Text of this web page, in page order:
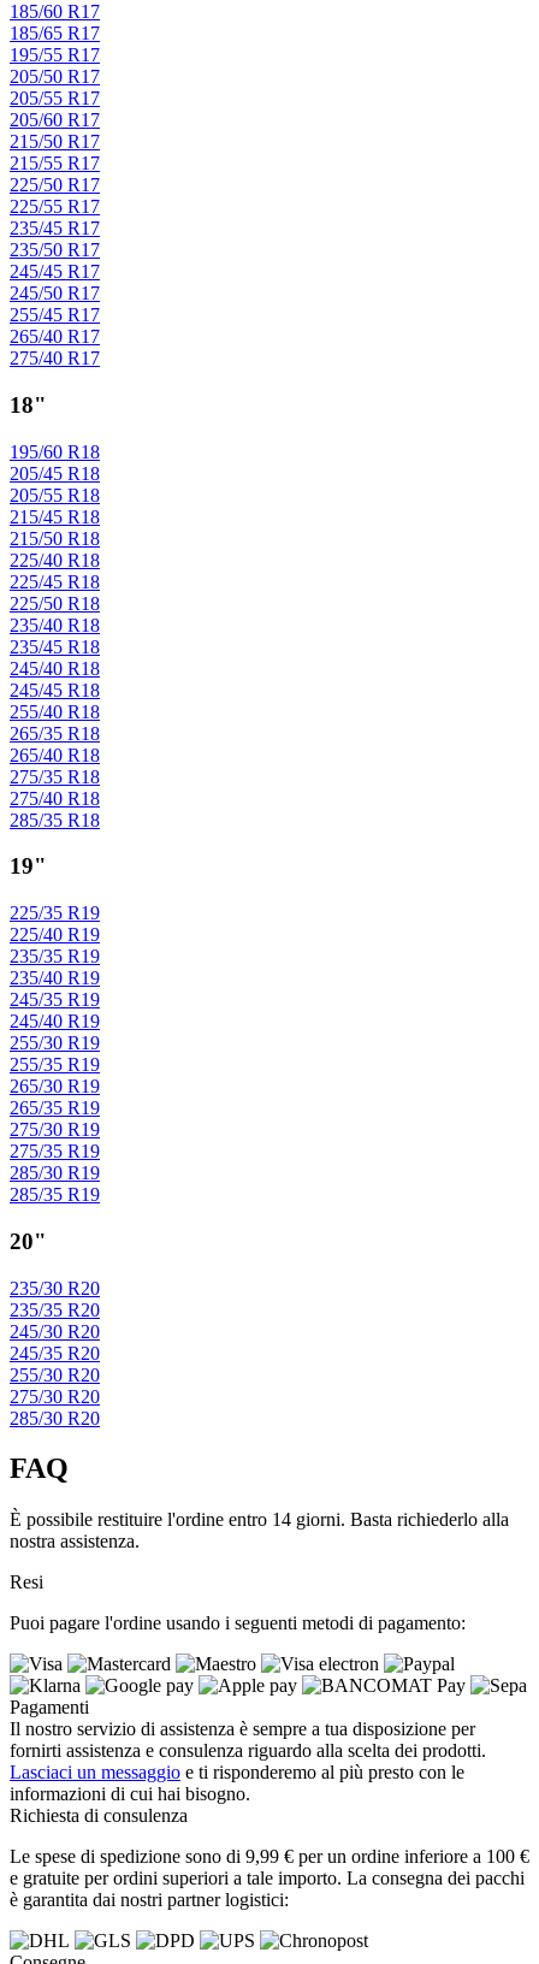
185/60 R17
185/65 R17
195/55 R17
205/50 R17
205/55 R17
205/60 R17
215/50 R17
215/55 R17
225/50 R17
225/55 R17
235/45 R17
235/50 R17
245/45 R17
245/50 R17
255/45 R17
265/40 R17
275/40 R17
18"
195/60 R18
205/45 R18
205/55 R18
215/45 R18
215/50 R18
225/40 R18
225/45 R18
225/50 R18
235/40 R18
235/45 R18
245/40 R18
245/45 R18
255/40 R18
265/35 R18
265/40 R18
275/35 R18
275/40 R18
285/35 R18
19"
225/35 R19
225/40 R19
235/35 R19
235/40 R19
245/35 R19
245/40 R19
255/30 R19
255/35 R19
265/30 R19
265/35 R19
275/30 R19
275/35 R19
285/30 R19
285/35 R19
20"
235/30 R20
235/35 R20
245/30 R20
245/35 R20
255/30 R20
275/30 R20
285/30 R20
FAQ
È possibile restituire l'ordine entro 14 giorni. Basta richiederlo alla
nostra assistenza.
Resi
Puoi pagare l'ordine usando i seguenti metodi di pagamento:
Pagamenti
Il nostro servizio di assistenza è sempre a tua disposizione per
fornirti assistenza e consulenza riguardo alla scelta dei prodotti.
Lasciaci un messaggio e ti risponderemo al più presto con le
informazioni di cui hai bisogno.
Richiesta di consulenza
Le spese di spedizione sono di 9,99 € per un ordine inferiore a 100 €
e gratuite per ordini superiori a tale importo. La consegna dei pacchi
è garantita dai nostri partner logistici: